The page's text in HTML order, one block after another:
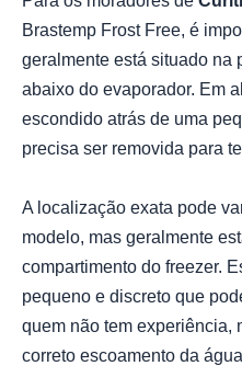
Brastemp Frost Free, é
geralmente está situado na
abaixo do evaporador. Em
escondido atrás de uma
precisa ser removida para
A localização exata pode
modelo, mas geralmente
compartimento do freezer.
pequeno e discreto que
quem não tem experiência,
correto escoamento da